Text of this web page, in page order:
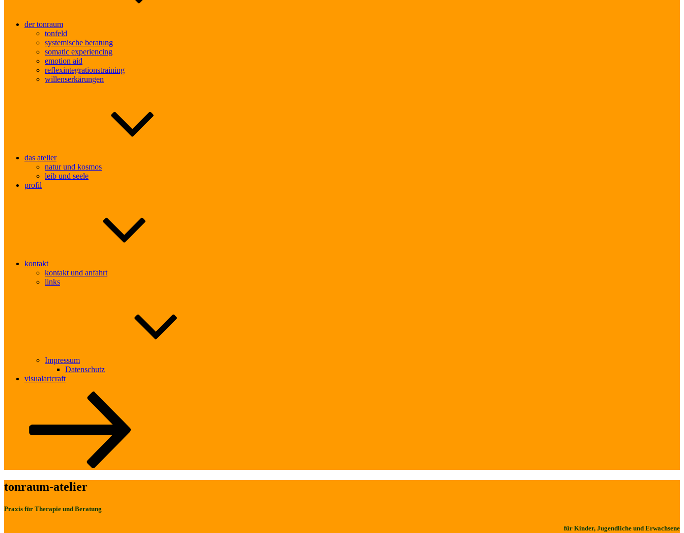
der tonraum
tonfeld
systemische beratung
somatic experiencing
emotion aid
reflexintegrationstraining
willenserkärungen
das atelier
natur und kosmos
leib und seele
profil
kontakt
kontakt und anfahrt
links
Impressum
Datenschutz
visualartcraft
tonraum-atelier
Praxis für Therapie und Beratung
für Kinder, Jugendliche und Erwachsene